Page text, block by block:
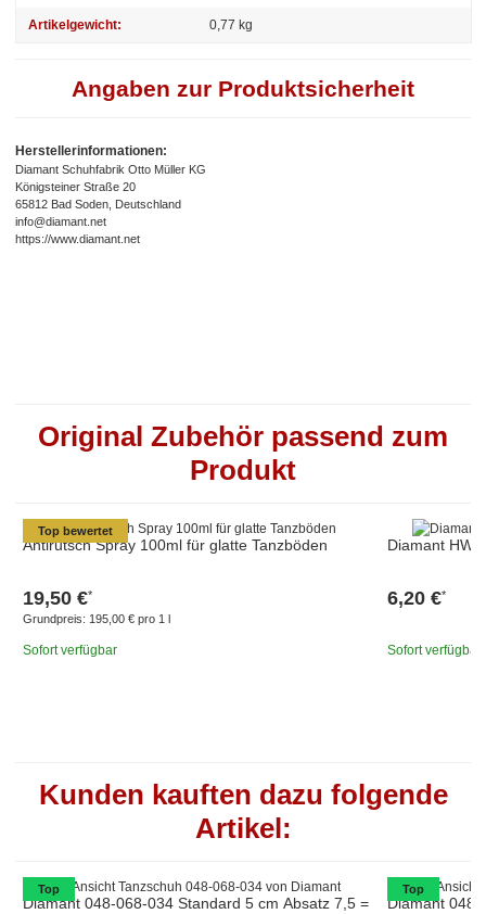
Artikelgewicht: 0,77 kg
Angaben zur Produktsicherheit
Herstellerinformationen:
Diamant Schuhfabrik Otto Müller KG
Königsteiner Straße 20
65812 Bad Soden, Deutschland
info@diamant.net
https://www.diamant.net
Original Zubehör passend zum
Produkt
Top bewertet
Antirutsch Spray 100ml für glatte Tanzböden
19,50 €*
Grundpreis: 195,00 € pro 1 l
Sofort verfügbar
Diamant
6,20 €*
Sofort verfügbar
Kunden kauften dazu folgende
Artikel:
Top
Diamant 048-068-034 Standard 5 cm Absatz 7,5 =
Top
Diamant 048-